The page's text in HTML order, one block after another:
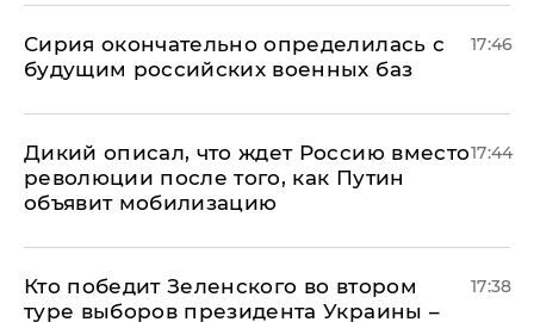
Сирия окончательно определилась с
будущим российских военных баз
17:46
Дикий описал, что ждет Россию вместо
революции после того, как Путин
объявит мобилизацию
17:44
Кто победит Зеленского во втором
туре выборов президента Украины –
17:38